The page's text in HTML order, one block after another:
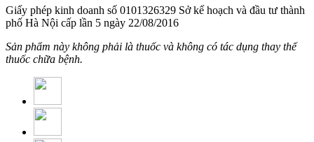
Giấy phép kinh doanh số 0101326329 Sở kế hoạch và đầu tư thành
phố Hà Nội cấp lần 5 ngày 22/08/2016
Sản phẩm này không phải là thuốc và không có tác dụng thay thế
thuốc chữa bệnh.